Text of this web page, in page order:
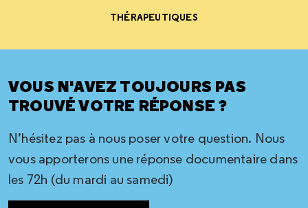
THÉRAPEUTIQUES
VOUS N'AVEZ TOUJOURS PAS
TROUVÉ VOTRE RÉPONSE ?
N’hésitez pas à nous poser votre question. Nous
vous apporterons une réponse documentaire dans
les 72h (du mardi au samedi)